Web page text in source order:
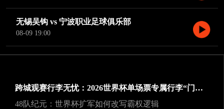
无锡吴钩 vs 宁波职业足球俱乐部
08-09 19:00
跨城观赛行李无忧：2026世界杯单场票专属行李“门到门”跨城速达方案
48队纪元：世界杯扩军如何改写霸权逻辑